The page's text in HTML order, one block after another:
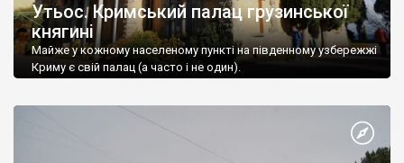
Утьос. Кримський палац грузинської
княгині
Майже у кожному населеному пункті на південному узбережжі
Криму є свій палац (а часто і не один).